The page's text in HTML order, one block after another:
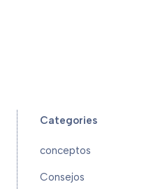
Categories
conceptos
Consejos